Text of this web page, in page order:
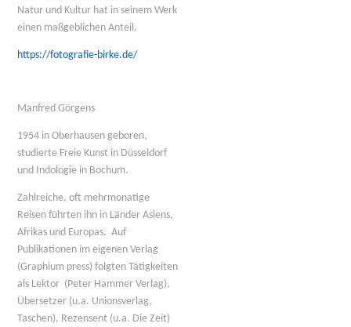
Natur und Kultur hat in seinem Werk
einen maßgeblichen Anteil.
https://fotografie-birke.de/
Manfred Görgens
1954 in Oberhausen geboren,
studierte Freie Kunst in Düsseldorf
und Indologie in Bochum.
Zahlreiche, oft mehrmonatige
Reisen führten ihn in Länder Asiens,
Afrikas und Europas. Auf
Publikationen im eigenen Verlag
(Graphium press) folgten Tätigkeiten
als Lektor (Peter Hammer Verlag),
Übersetzer (u.a. Unionsverlag,
Taschen), Rezensent (u.a. Die Zeit)